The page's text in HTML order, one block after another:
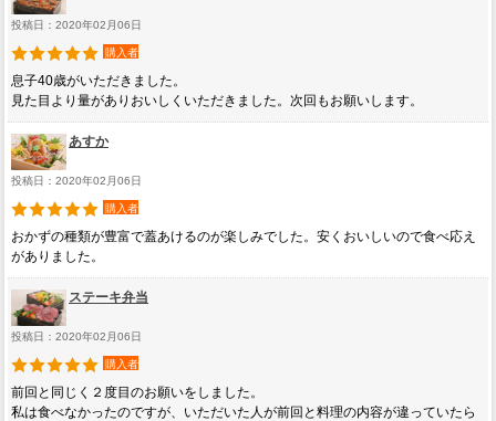
投稿日：2020年02月06日
購入者
息子40歳がいただきました。
見た目より量がありおいしくいただきました。次回もお願いします。
あすか
投稿日：2020年02月06日
購入者
おかずの種類が豊富で蓋あけるのが楽しみでした。安くおいしいので食べ応え
がありました。
ステーキ弁当
投稿日：2020年02月06日
購入者
前回と同じく２度目のお願いをしました。
私は食べなかったのですが、いただいた人が前回と料理の内容が違っていたら